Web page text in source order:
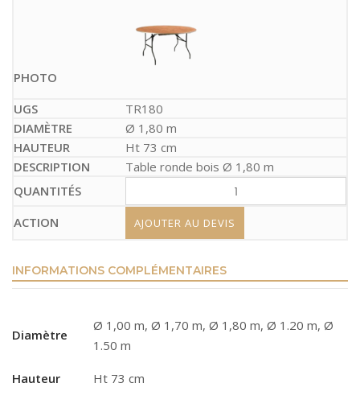
TR180
Ø 1,80 m
Ht 73 cm
Table ronde bois Ø 1,80 m
AJOUTER AU DEVIS
INFORMATIONS COMPLÉMENTAIRES
Diamètre
Ø 1,00 m, Ø 1,70 m, Ø 1,80 m, Ø 1.20 m, Ø
1.50 m
Hauteur Ht 73 cm